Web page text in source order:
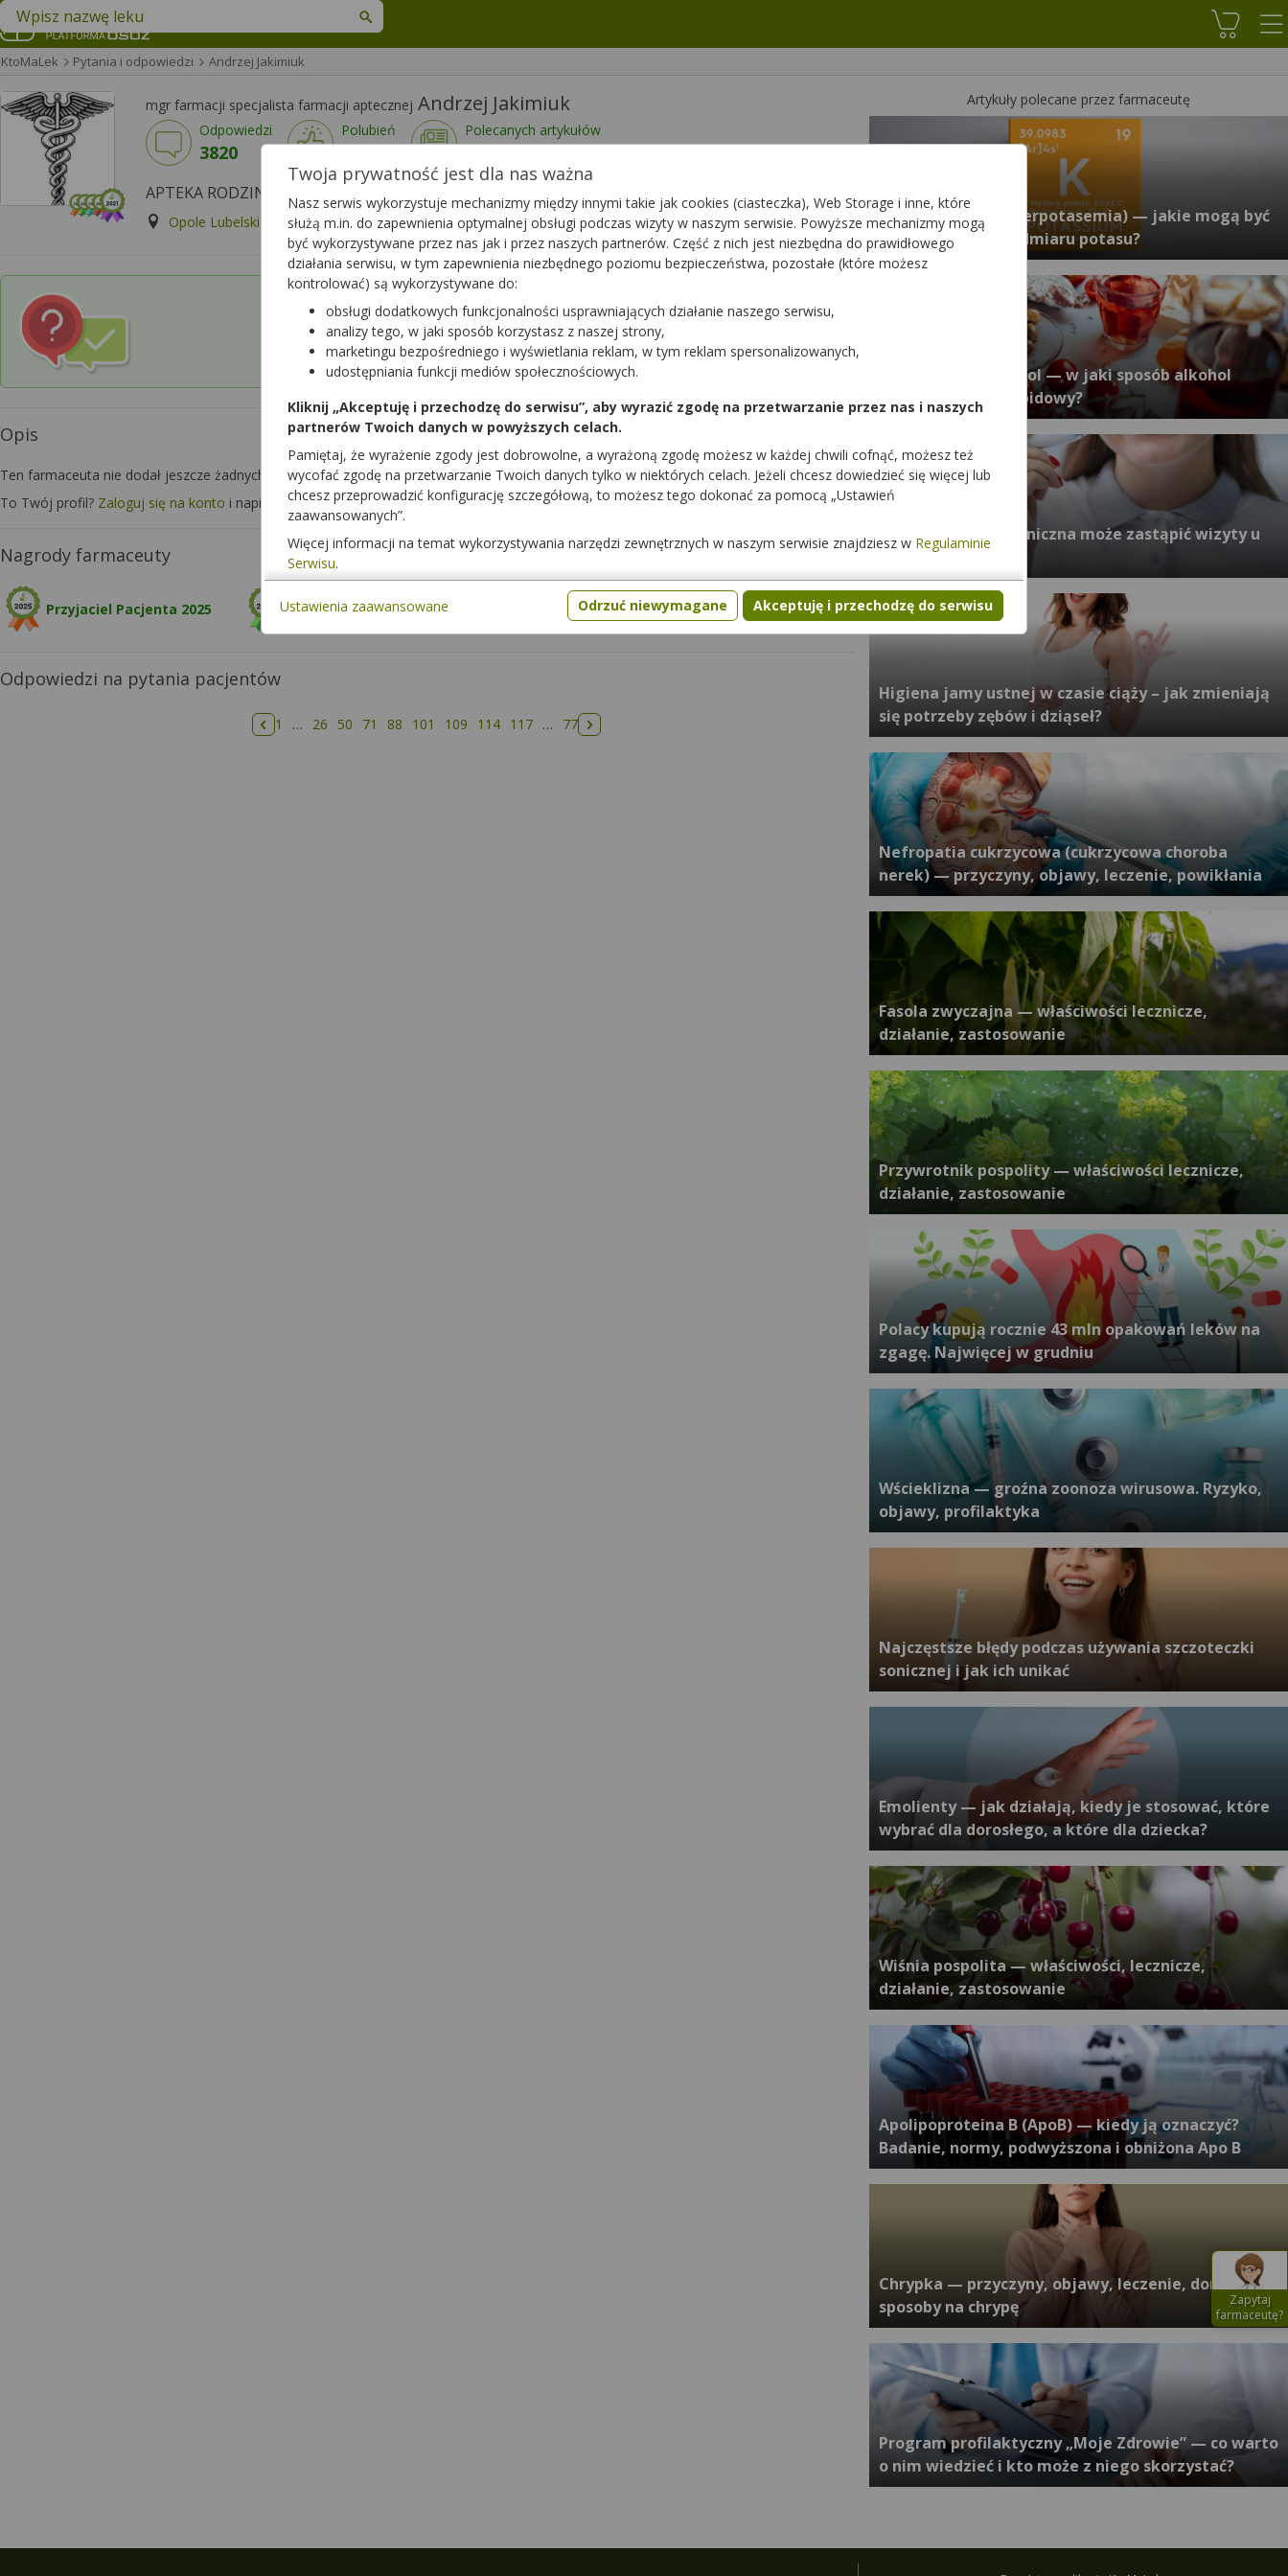
Koszyk
Znajdź lek w swojej okolicy
KtoMaLek Pytania i odpowiedzi Andrzej Jakimiuk
Zapytaj
farmaceutę?
mgr farmacji specjalista farmacji aptecznej Andrzej Jakimiuk
Odpowiedzi
3820
Polubień
3426
Polecanych artykułów
114
APTEKA RODZINNA, Opole Lubelskie
Opole Lubelskie, LUBELSKA 13 Wyświetl numer Dzisiaj czynna08:00 - 15:00
Czy chcesz wysłać pytanie do apteki,
w której pracuje ten farmaceuta?
Opis
Ten farmaceuta nie dodał jeszcze żadnych informacji o sobie.
To Twój profil? Zaloguj się na konto i napisz o sobie kilka zdań, aby pacjenci mogli cię lepiej poznać.
Nagrody farmaceuty
Przyjaciel Pacjenta 2025
Odpowiedzi na pytania pacjentów
Poprzednia strona
1 … 26 50 71 88 101 109 114 117 … 77 Następna strona
Artykuły polecane przez farmaceutę
Hiperkaliemia (hiperpotasemia) — jakie mogą być
objawy i skutki nadmiaru potasu?
Alkohol a cholesterol — w jaki sposób alkohol
wpływa na profil lipidowy?
Czy szczoteczka soniczna może zastąpić wizyty u
dentysty?
Higiena jamy ustnej w czasie ciąży – jak zmieniają
się potrzeby zębów i dziąseł?
Nefropatia cukrzycowa (cukrzycowa choroba
nerek) — przyczyny, objawy, leczenie, powikłania
Fasola zwyczajna — właściwości lecznicze,
działanie, zastosowanie
Przywrotnik pospolity — właściwości lecznicze,
działanie, zastosowanie
Polacy kupują rocznie 43 mln opakowań leków na
zgagę. Najwięcej w grudniu
Wścieklizna — groźna zoonoza wirusowa. Ryzyko,
objawy, profilaktyka
Najczęstsze błędy podczas używania szczoteczki
sonicznej i jak ich unikać
Emolienty — jak działają, kiedy je stosować, które
wybrać dla dorosłego, a które dla dziecka?
Wiśnia pospolita — właściwości, lecznicze,
działanie, zastosowanie
Apolipoproteina B (ApoB) — kiedy ją oznaczyć?
Badanie, normy, podwyższona i obniżona Apo B
Chrypka — przyczyny, objawy, leczenie, domowe
sposoby na chrypę
Program profilaktyczny „Moje Zdrowie” — co warto
o nim wiedzieć i kto może z niego skorzystać?
Twoja prywatność jest dla nas ważna
Nasz serwis wykorzystuje mechanizmy między innymi takie jak cookies (ciasteczka), Web Storage i inne, które
służą m.in. do zapewnienia optymalnej obsługi podczas wizyty w naszym serwisie. Powyższe mechanizmy mogą
być wykorzystywane przez nas jak i przez naszych partnerów. Część z nich jest niezbędna do prawidłowego
działania serwisu, w tym zapewnienia niezbędnego poziomu bezpieczeństwa, pozostałe (które możesz
kontrolować) są wykorzystywane do:
obsługi dodatkowych funkcjonalności usprawniających działanie naszego serwisu,
analizy tego, w jaki sposób korzystasz z naszej strony,
marketingu bezpośredniego i wyświetlania reklam, w tym reklam spersonalizowanych,
udostępniania funkcji mediów społecznościowych.
Kliknij „Akceptuję i przechodzę do serwisu”, aby wyrazić zgodę na przetwarzanie przez nas i naszych
partnerów Twoich danych w powyższych celach.
Pamiętaj, że wyrażenie zgody jest dobrowolne, a wyrażoną zgodę możesz w każdej chwili cofnąć, możesz też
wycofać zgodę na przetwarzanie Twoich danych tylko w niektórych celach. Jeżeli chcesz dowiedzieć się więcej lub
chcesz przeprowadzić konfigurację szczegółową, to możesz tego dokonać za pomocą „Ustawień
zaawansowanych”.
Więcej informacji na temat wykorzystywania narzędzi zewnętrznych w naszym serwisie znajdziesz w Regulaminie
Serwisu.
Odrzuć niewymagane Akceptuję i przechodzę do serwisu
Ustawienia zaawansowane